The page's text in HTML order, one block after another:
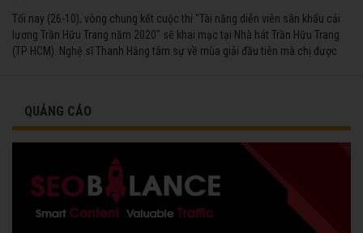
Tối nay (26-10), vòng chung kết cuộc thi "Tài năng diễn viên sân khấu cải
lương Trần Hữu Trang năm 2020" sẽ khai mạc tại Nhà hát Trần Hữu Trang
(TP HCM). Nghệ sĩ Thanh Hằng tâm sự về mùa giải đầu tiên mà chị được
QUẢNG CÁO